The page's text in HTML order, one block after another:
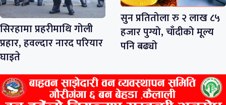
सिरहामा प्रहरीमाथि गोली
प्रहार, हवल्दार नारद परियार
घाइते
सुन प्रतितोला रु २ लाख ८५
हजार पुग्यो, चाँदीको मूल्य
पनि बढ्यो